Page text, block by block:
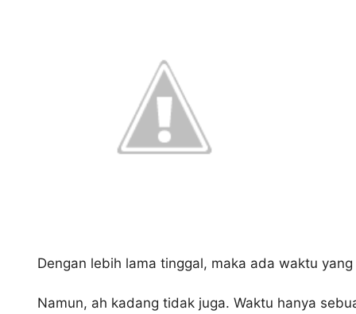
Dengan lebih lama tinggal, maka ada waktu
Namun, ah kadang tidak juga. Waktu hanya